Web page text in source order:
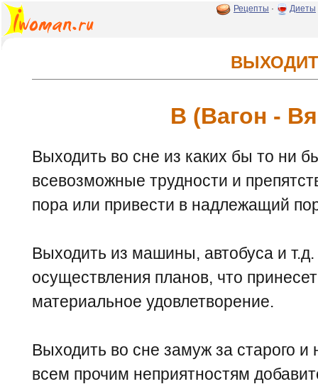
Рецепты · Диеты
В (Вагон -
Выходить во сне из каких бы то ни
всевозможные трудности и
пора или привести в надлежащий
Выходить из машины, автобуса и
осуществления планов, что
материальное удовлетворение.
Выходить во сне замуж за старого
всем прочим неприятностям